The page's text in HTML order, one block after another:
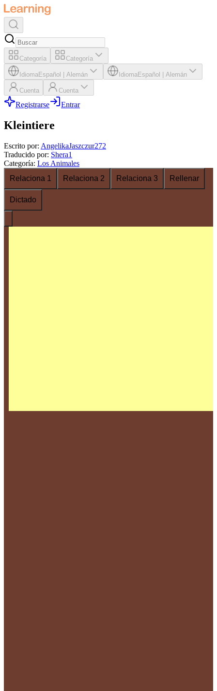
Categoría Categoría
IdiomaEspañol Alemán IdiomaEspañol Alemán
Cuenta Cuenta
Registrarse Entrar
Kleintiere
Escrito por: AngelikaJaszczur272
Traducido por: Shera1
Categoría: Los Animales
Relaciona 1
Relaciona 2 Relaciona 3 Rellenar
Dictado